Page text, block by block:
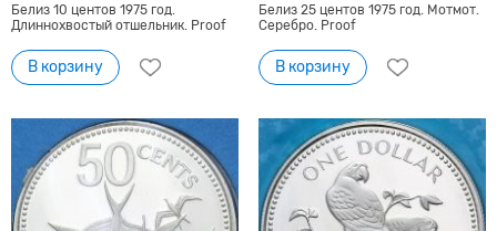
Белиз 10 центов 1975 год.
Длиннохвостый отшельник. Proof
В корзину
Белиз 25 центов 1975 год. Мотмот.
Серебро. Proof
В корзину